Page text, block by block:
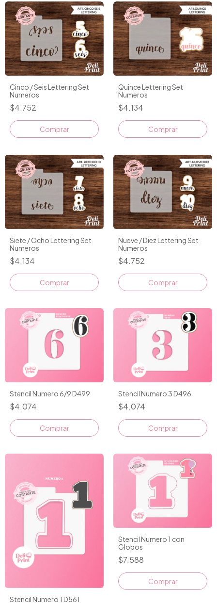
Cinco / Seis Lettering Set
Numeros
$4.752
Comprar
Quince Lettering Set
Numeros
$4.134
Comprar
Siete / Ocho Lettering Set
Numeros
$4.134
Comprar
Nueve / Diez Lettering Set
Numeros
$4.752
Comprar
Stencil Numero 6/9 D499
$4.074
Comprar
Stencil Numero 3 D496
$4.074
Comprar
Stencil Numero 1 D561
Stencil Numero 1 con
Globos
$7.588
Comprar